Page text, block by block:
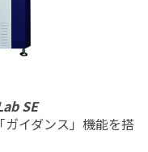
SE
イダンス」機能を搭